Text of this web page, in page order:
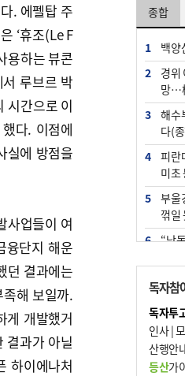
. 에펠탑 주
‘휴조(Le F
용하는 뷰콘
루브르 박
시간으로 이
다. 이점에
실에 방점을
사업들이 여
융단지 해운
던 결과에는
해 보일까.
게 개발했거
결과가 아닐
하이에나처
종합
1
백양
2
경위
망…
3
해수
다(
4
피란
미초
5
부울
꺾일
6
“낙
7
오늘
8
외국
우려
9
[사
수도
독자참
독자투
인사|
산행안
등산가